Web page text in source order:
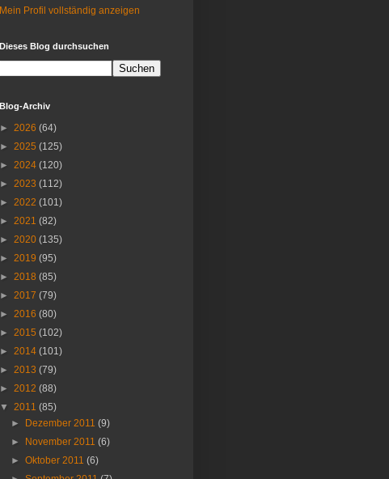
Mein Profil vollständig anzeigen
Dieses Blog durchsuchen
Blog-Archiv
► 2026 (64)
► 2025 (125)
► 2024 (120)
► 2023 (112)
► 2022 (101)
► 2021 (82)
► 2020 (135)
► 2019 (95)
► 2018 (85)
► 2017 (79)
► 2016 (80)
► 2015 (102)
► 2014 (101)
► 2013 (79)
► 2012 (88)
▼ 2011 (85)
►
Dezember 2011(9)
►
November 2011(6)
►Oktober 2011(6)